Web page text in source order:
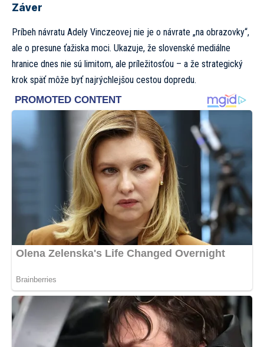
Záver
Príbeh návratu Adely Vinczeovej nie je o návrate „na obrazovky“,
ale o presune ťažiska moci. Ukazuje, že slovenské mediálne
hranice dnes nie sú limitom, ale príležitosťou – a že strategický
krok späť môže byť najrýchlejšou cestou dopredu.